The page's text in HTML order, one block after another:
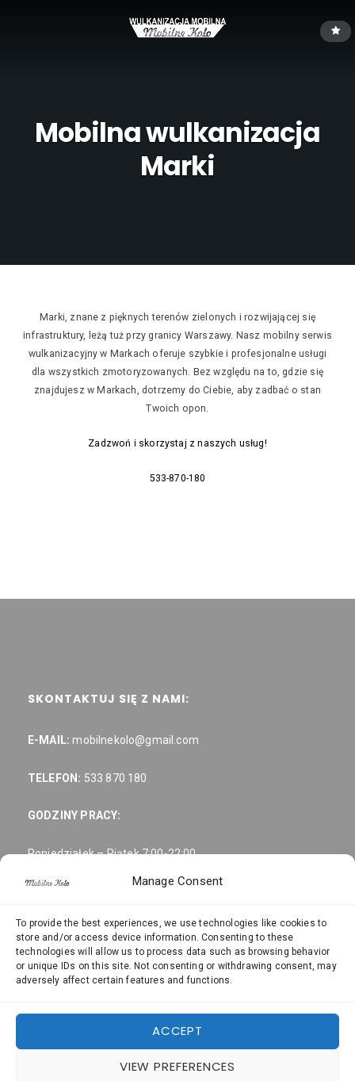
Manage Consent
To provide the best experiences, we use technologies like cookies to
store and/or access device information. Consenting to these
technologies will allow us to process data such as browsing behavior
or unique IDs on this site. Not consenting or withdrawing consent, may
adversely affect certain features and functions.
ACCEPT
VIEW PREFERENCES
Mobilna wulkanizacja
Marki
Marki, znane z pięknych terenów zielonych i rozwijającej się
infrastruktury, leżą tuż przy granicy Warszawy. Nasz mobilny serwis
wulkanizacyjny w Markach oferuje szybkie i profesjonalne usługi
dla wszystkich zmotoryzowanych. Bez względu na to, gdzie się
znajdujesz w Markach, dotrzemy do Ciebie, aby zadbać o stan
Twoich opon.
Zadzwoń i skorzystaj z naszych usług!
533-870-180
SKONTAKTUJ SIĘ Z NAMI:
E-MAIL: mobilnekolo@gmail.com
TELEFON: 533 870 180
GODZINY PRACY:
Poniedziałek – Piątek 7:00-22:00
Niedziela: Odpoczywamy 🙂
NASZE FILIE:
Warszawa ul. Zofii Roesler 2 01-991
Warszawa ul. Krypska 13 04-082
Warszawa ul. Nocznickiego 31A 01-918